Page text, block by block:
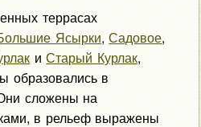
террасах
Ясырки,Садовое,
иСтарый Курлак,
образовались в
сложены на
в рельеф выражены